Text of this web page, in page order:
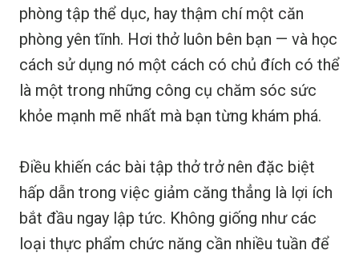
phòng tập thể dục, hay thậm chí một căn
phòng yên tĩnh. Hơi thở luôn bên bạn — và học
cách sử dụng nó một cách có chủ đích có thể
là một trong những công cụ chăm sóc sức
khỏe mạnh mẽ nhất mà bạn từng khám phá.
Điều khiến các bài tập thở trở nên đặc biệt
hấp dẫn trong việc giảm căng thẳng là lợi ích
bắt đầu ngay lập tức. Không giống như các
loại thực phẩm chức năng cần nhiều tuần để